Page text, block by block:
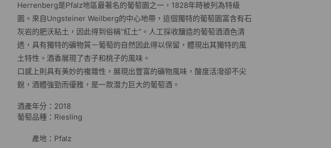
Herrenberg是Pfalz地區最著名的葡萄園之一，1828年時被列為特級
園。來自Ungsteiner Weilberg的中心地帶，這個獨特的葡萄園富含有石
灰岩的肥沃粘土，因此得到俗稱“紅土”。人工採收釀造的葡萄酒酒色清
透，具有獨特的礦物質－葡萄的自然因此得以保留，體現出其獨特的風
土特性。酒香展現了杏子和桃子的風味。
口感上則具有美妙的複雜性，展現出豐富的礦物風味，酸度活潑卻不尖
銳，酒體強勁而優雅，是一款潛力巨大的葡萄酒。
酒產年分：2018
葡萄品種：Riesling
產地：Pfalz